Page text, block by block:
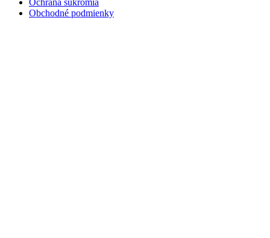
Ochrana súkromia
Obchodné podmienky